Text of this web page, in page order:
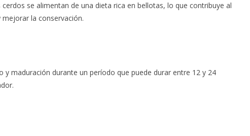
se alimentan de una dieta rica en bellotas, lo que contribuye al
la conservación.
y maduración durante un período que puede durar entre 12 y 24